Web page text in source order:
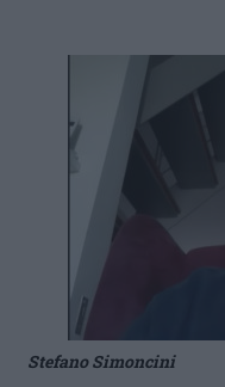
Stefano Simoncini